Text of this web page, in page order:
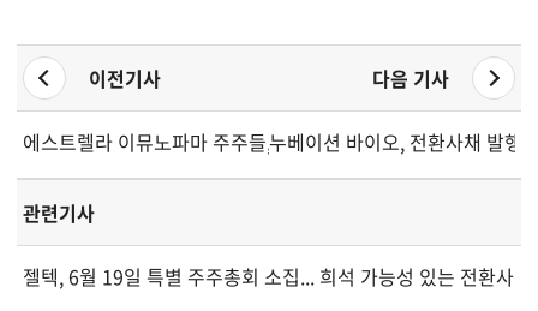
이전기사 다음 기사
에스트렐라 이뮤노파마 주주들, 2026년 회계감사인 선임 승인
누베이션 바이오, 전환사채 발행
관련기사
젤텍, 6월 19일 특별 주주총회 소집... 희석 가능성 있는 전환사